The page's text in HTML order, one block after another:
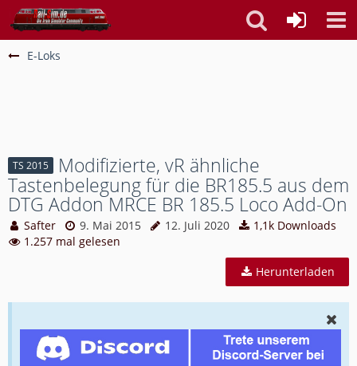
E-Loks
TS 2015 Modifizierte, vR ähnliche
Tastenbelegung für die BR185.5 aus dem
DTG Addon MRCE BR 185.5 Loco Add-On
Safter 9. Mai 2015 12. Juli 2020
1,1k Downloads
1.257 mal gelesen
Herunterladen